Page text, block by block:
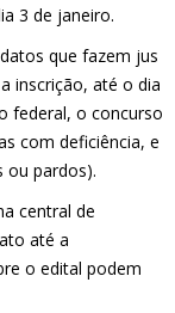
3 de janeiro.
que fazem jus
inscrição, até o dia
federal, o concurso
com deficiência, e
ou pardos).
central de
até a
o edital podem